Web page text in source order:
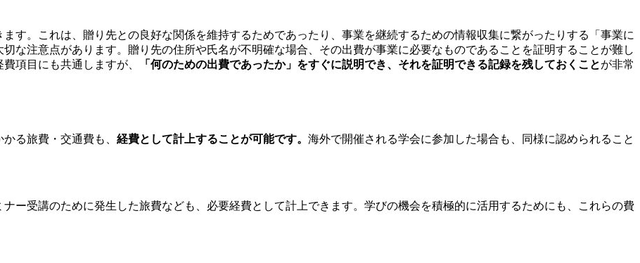
す。これは、贈り先との良好な関係を維持するためであったり、事業を継続するための情報収集に繋がったりする「事業に
な注意点があります。贈り先の住所や氏名が不明確な場合、その出費が事業に必要なものであることを証明することが難し
項目にも共通しますが、
「何のための出費であったか」をすぐに説明でき、それを証明できる記録を残しておくことが非常
る旅費・交通費も、 経費として計上することが可能です。 海外で開催される学会に参加した場合も、同様に認められること
ー受講のために発生した旅費なども、必要経費として計上できます。学びの機会を積極的に活用するためにも、これらの費